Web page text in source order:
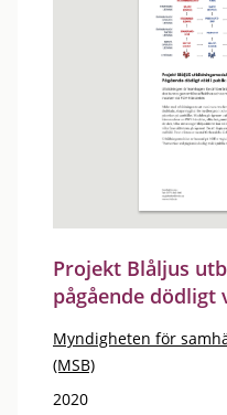
Projekt Blåljus
pågående
Myndigheten för
(MSB)
2020